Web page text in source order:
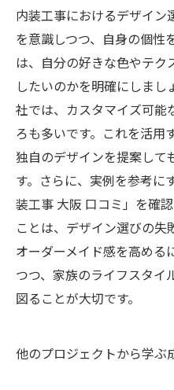
内装工事におけるデザイン
を意識しつつ、自身の個性
は、自分の好きな色やテク
したいのかを明確にしま
社では、カスタマイズ可能
ろも多いです。これを活用
独自のデザインを提案して
す。さらに、実例を参考に
装工事 大阪 口コミ」を確
ことは、デザイン選びの失
オーダーメイド感を高める
つつ、家族のライフスタイ
図ることが大切です。
他のプロジェクトから学ぶ